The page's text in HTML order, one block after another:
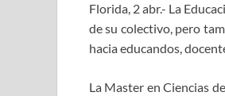
Florida, 2 abr.- La
de su colectivo, pero
hacia educandos,
La Master en Ciencias